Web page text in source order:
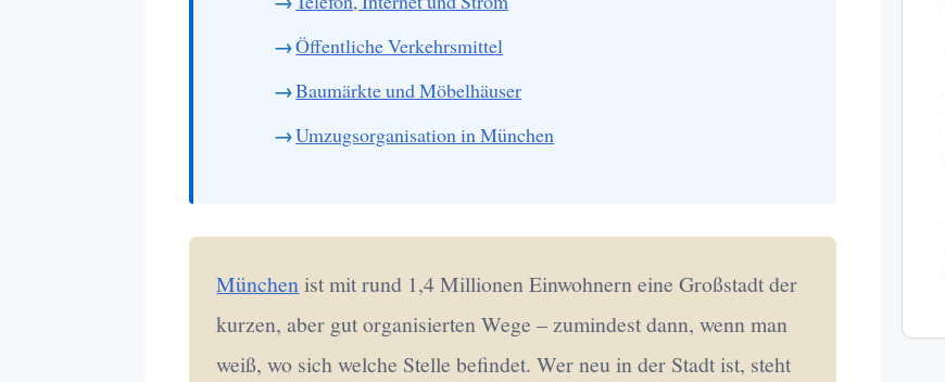
Öffentliche Verkehrsmittel
Baumärkte und Möbelhäuser
Umzugsorganisation in München
Münchenist mit rund 1,4 Millionen Einwohnern eine Großstadt der
kurzen, aber gut organisierten Wege – zumindest dann, wenn man
weiß, wo sich welche Stelle befindet. Wer neu in der Stadt ist, steht